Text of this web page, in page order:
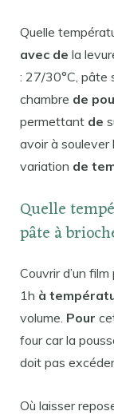
Quelle
avec de la
: 27/30°C, pâte
chambre de
permettant de
avoir à soulever
variation de
Quelle
pâte à
Couvrir d’un
1h à
volume. Pour
four car la
doit pas
Où laisser